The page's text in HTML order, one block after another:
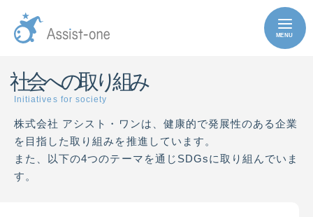
社会への取り組み
Initiatives for society
株式会社 アシスト・ワンは、健康的で発展性のある企業
を目指した取り組みを推進しています。
また、以下の4つのテーマを通じSDGsに取り組んでいま
す。